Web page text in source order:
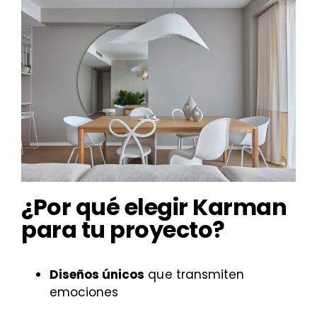
¿Por qué elegir Karman
para tu proyecto?
Diseños únicos que transmiten
emociones